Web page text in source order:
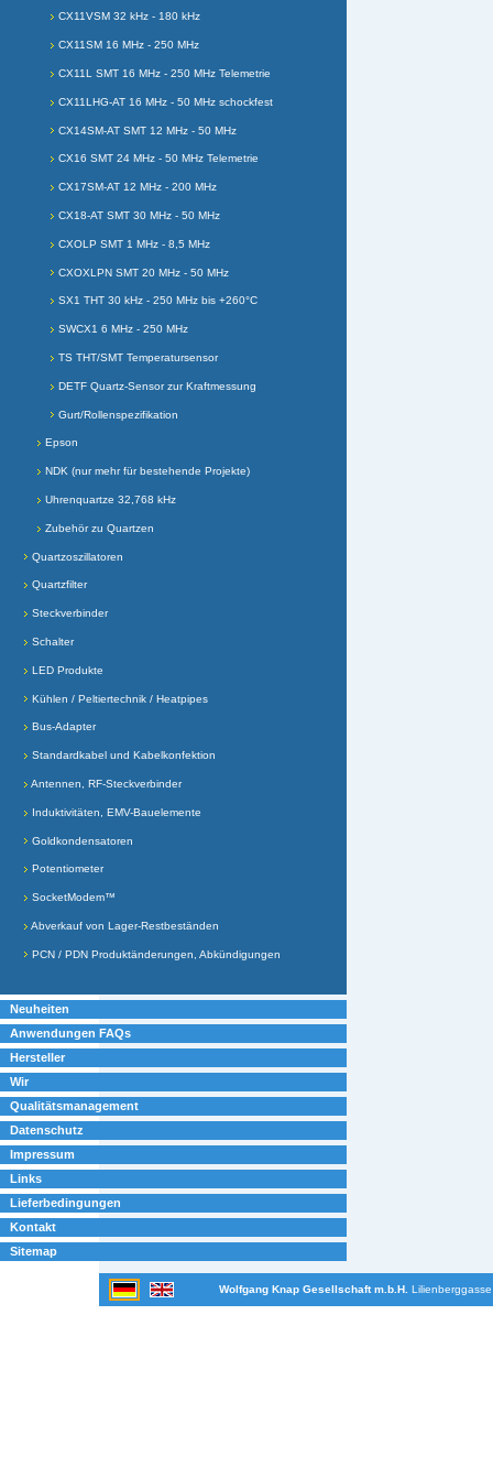
CX11VSM 32 kHz - 180 kHz
CX11SM 16 MHz - 250 MHz
CX11L SMT 16 MHz - 250 MHz Telemetrie
CX11LHG-AT 16 MHz - 50 MHz schockfest
CX14SM-AT SMT 12 MHz - 50 MHz
CX16 SMT 24 MHz - 50 MHz Telemetrie
CX17SM-AT 12 MHz - 200 MHz
CX18-AT SMT 30 MHz - 50 MHz
CXOLP SMT 1 MHz - 8,5 MHz
CXOXLPN SMT 20 MHz - 50 MHz
SX1 THT 30 kHz - 250 MHz bis +260°C
SWCX1 6 MHz - 250 MHz
TS THT/SMT Temperatursensor
DETF Quartz-Sensor zur Kraftmessung
Gurt/Rollenspezifikation
Epson
NDK (nur mehr für bestehende Projekte)
Uhrenquartze 32,768 kHz
Zubehör zu Quartzen
Quartzoszillatoren
Quartzfilter
Steckverbinder
Schalter
LED Produkte
Kühlen / Peltiertechnik / Heatpipes
Bus-Adapter
Standardkabel und Kabelkonfektion
Antennen, RF-Steckverbinder
Induktivitäten, EMV-Bauelemente
Goldkondensatoren
Potentiometer
SocketModem™
Abverkauf von Lager-Restbeständen
PCN / PDN Produktänderungen, Abkündigungen
Neuheiten
Anwendungen FAQs
Hersteller
Wir
Qualitätsmanagement
Datenschutz
Impressum
Links
Lieferbedingungen
Kontakt
Sitemap
Wolfgang Knap Gesellschaft m.b.H.